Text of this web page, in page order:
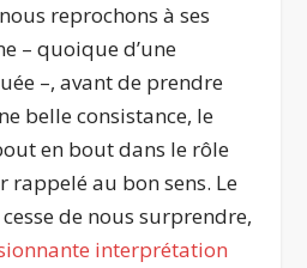
reprochons à ses
– quoique d’une
–, avant de prendre
belle consistance, le
en bout dans le rôle
au bon sens. Le
de nous surprendre,
interprétation